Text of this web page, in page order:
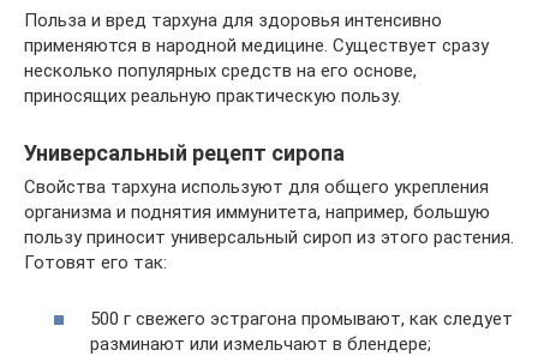
Польза и вред тархуна для здоровья интенсивно
применяются в народной медицине. Существует сразу
несколько популярных средств на его основе,
приносящих реальную практическую пользу.
Универсальный рецепт сиропа
Свойства тархуна используют для общего укрепления
организма и поднятия иммунитета, например, большую
пользу приносит универсальный сироп из этого растения.
Готовят его так:
500 г свежего эстрагона промывают, как следует
разминают или измельчают в блендере;